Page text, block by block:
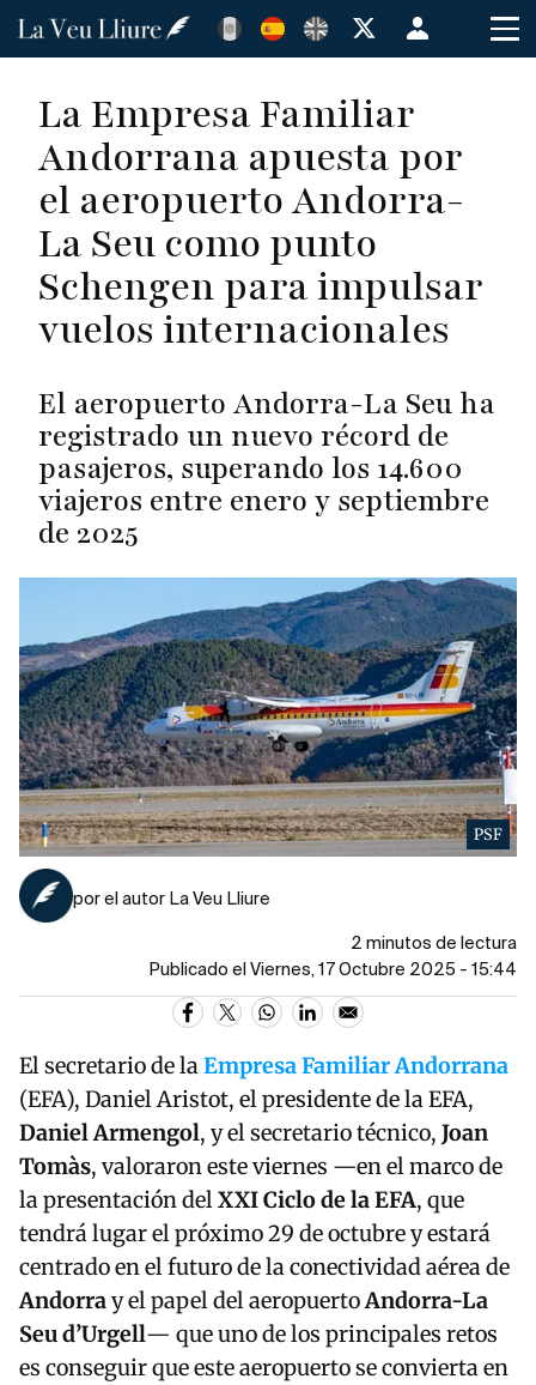
Pasar
principal
Menú
de
de
usuario
La Empresa Familiar
Andorrana apuesta por
el aeropuerto Andorra-
La Seu como punto
Schengen para impulsar
vuelos internacionales
El aeropuerto Andorra-La Seu ha
registrado un nuevo récord de
pasajeros, superando los 14.600
viajeros entre enero y septiembre
de 2025
PSF
por el autor La Veu Lliure
2 minutos de lectura
Publicado el Viernes, 17 Octubre 2025 - 15:44
El secretario de laEmpresa Familiar Andorrana
(EFA), Daniel Aristot, el presidente de la EFA,
Daniel Armengol, y el secretario técnico, Joan
Tomàs, valoraron este viernes —en el marco de
la presentación delXXI Ciclo de la EFA, que
tendrá lugar el próximo 29 de octubre y estará
centrado en el futuro de la conectividad aérea de
Andorray el papel del aeropuertoAndorra-La
Seu d’Urgell— que uno de los principales retos
es conseguir que este aeropuerto se convierta en